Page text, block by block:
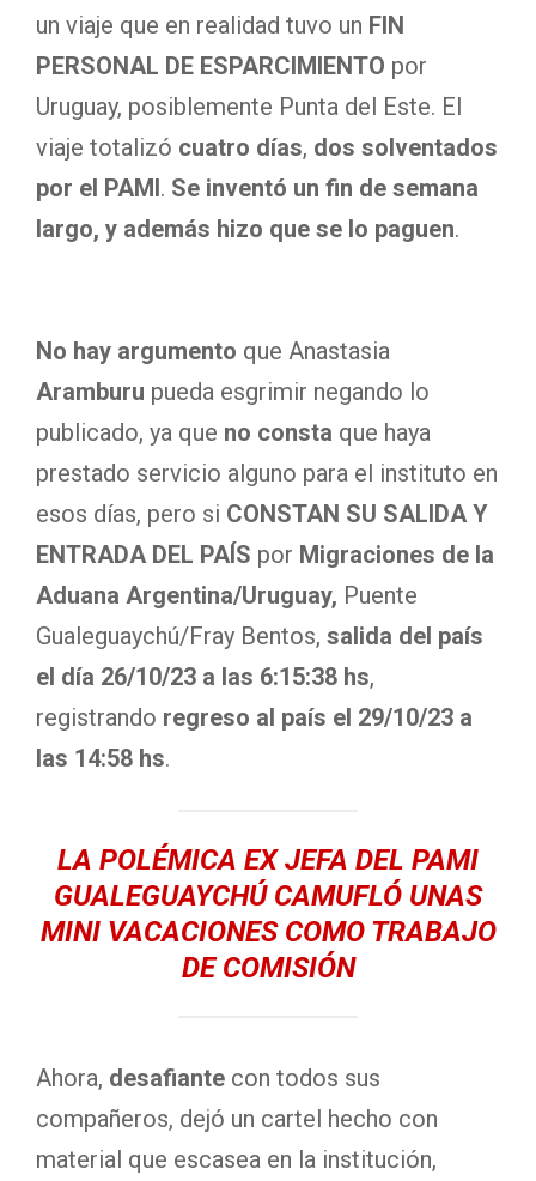
un viaje que en realidad tuvo un FIN
PERSONAL DE ESPARCIMIENTO por
Uruguay, posiblemente Punta del Este. El
viaje totalizó cuatro días, dos solventados
por el PAMI. Se inventó un fin de semana
largo, y además hizo que se lo paguen.
No hay argumento que Anastasia
Aramburu pueda esgrimir negando lo
publicado, ya que no consta que haya
prestado servicio alguno para el instituto en
esos días, pero si CONSTAN SU SALIDA Y
ENTRADA DEL PAÍS por Migraciones de la
Aduana Argentina/Uruguay, Puente
Gualeguaychú/Fray Bentos, salida del país
el día 26/10/23 a las 6:15:38 hs,
registrando regreso al país el 29/10/23 a
las 14:58 hs.
LA POLÉMICA EX JEFA DEL PAMI
GUALEGUAYCHÚ CAMUFLÓ UNAS
MINI VACACIONES COMO TRABAJO
DE COMISIÓN
Ahora, desafiante con todos sus
compañeros, dejó un cartel hecho con
material que escasea en la institución,